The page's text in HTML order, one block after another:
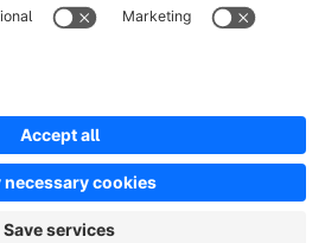
PrivacyLegal notice
AG - All rights reserved